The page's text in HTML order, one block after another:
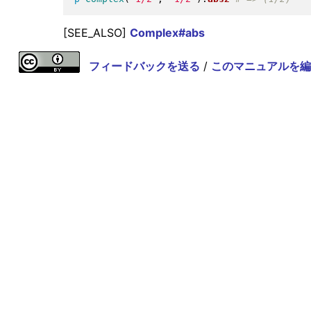
[SEE_ALSO] Complex#abs
フィードバックを送る / このマニュアルを